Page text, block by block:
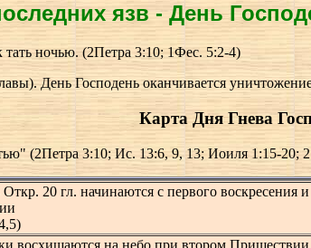
язв - День
тать ночью. (2Петра 3:10; 1Фес. 5:2-4)
День Господень оканчивается
Карта Дня Гнева
(2Петра 3:10; Ис. 13:6, 9, 13; Иоиля 1:15-20;
Откр. 20 гл. начинаются с первого воскресения
восхищаются на небо при втором Пришествии